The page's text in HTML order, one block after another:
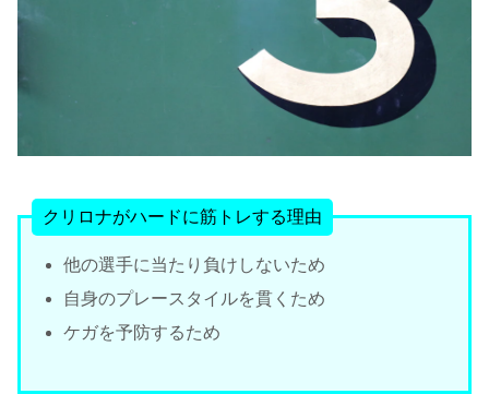
クリロナがハードに筋トレする理由
他の選手に当たり負けしないため
自身のプレースタイルを貫くため
ケガを予防するため